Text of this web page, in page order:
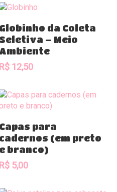
Comprar
da Coleta
– Meio
12,50
para
(em preto
branco)
5,00